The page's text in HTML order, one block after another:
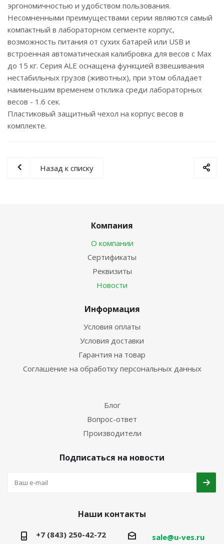
эргономичностью и удобством пользования.
Несомненными преимуществами серии являются самый
компактный в лабораторном сегменте корпус,
возможность питания от сухих батарей или USB и
встроенная автоматическая калибровка для весов с Max
до 15 кг. Серия ALE оснащена функцией взвешивания
нестабильных грузов (животных), при этом обладает
наименьшим временем отклика среди лабораторных
весов - 1.6 сек.
Пластиковый защитный чехол на корпус весов в
комплекте.
Назад к списку
Компания
О компании
Сертификаты
Реквизиты
Новости
Информация
Условия оплаты
Условия доставки
Гарантия на товар
Соглашение на обработку персональных данных
Блог
Вопрос-ответ
Производители
Подписаться на новости
Наши контакты
+7 (843) 250-42-72 sale@u-ves.ru